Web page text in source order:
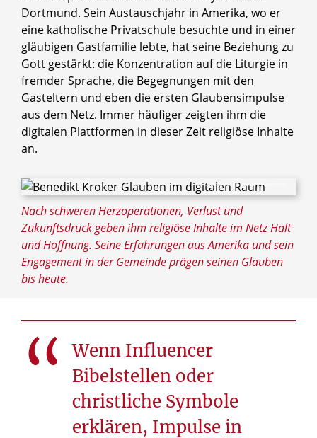
© Ralf Litera / Erzbistum Paderborn
Nach schweren Herzoperationen, Verlust und
Zukunftsdruck geben ihm religiöse Inhalte im Netz Halt
und Hoffnung. Seine Erfahrungen aus Amerika und sein
Engagement in der Gemeinde prägen seinen Glauben
bis heute.
Dortmund. Sein Austauschjahr in Amerika, wo er
eine katholische Privatschule besuchte und in einer
gläubigen Gastfamilie lebte, hat seine Beziehung zu
Gott gestärkt: die Konzentration auf die Liturgie in
fremder Sprache, die Begegnungen mit den
Gasteltern und eben die ersten Glaubensimpulse
aus dem Netz. Immer häufiger zeigten ihm die
digitalen Plattformen in dieser Zeit religiöse Inhalte
an.
Wenn Influencer
Bibelstellen oder
christliche Symbole
erklären, Impulse in